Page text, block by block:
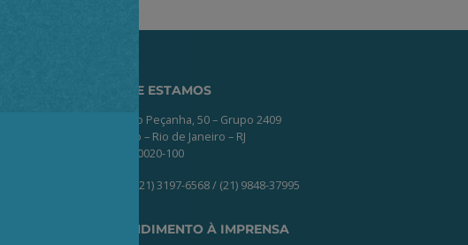
ONDE ESTAMOS
Av. Nilo Peçanha, 50 – Grupo 2409
Centro – Rio de Janeiro – RJ
CEP: 20020-100
(21) 3197-6568 / (21) 9848-37995
ATENDIMENTO À IMPRENSA